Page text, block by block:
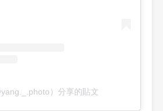
）分享的貼文